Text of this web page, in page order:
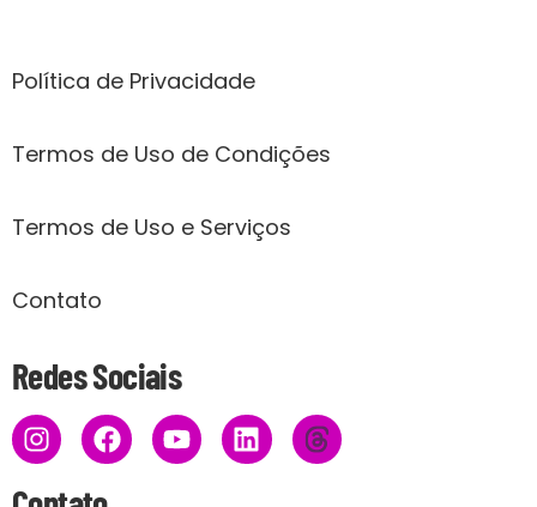
Política de Privacidade
Termos de Uso de Condições
Termos de Uso e Serviços
Contato
Redes Sociais